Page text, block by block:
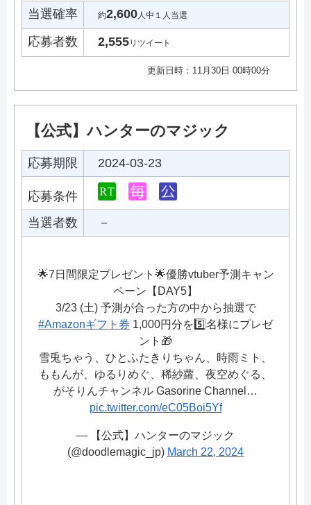
当選確率 約2,600人中１人当選
応募者数 2,555リツイート
更新日時：11月30日 00時00分
【公式】ハンターのマジック
応募期限 2024-03-23
応募条件
当選者数
－
🌟7日間限定プレゼント🌟優勝vtuber予測キャン
ペーン【DAY5】
3/23 (土) 予測が合った方の中から抽選で
#Amazonギフト券 1,000円分を5️⃣名様にプレゼ
ント🎁
雪兎ちゃう、ひとふたきりちゃん、時雨ミト、
ももんが、ゆるりめぐ、稀紗蘿、夜空めぐる、
がそりんチャンネル Gasorine Channel…
pic.twitter.com/eC05Boi5Yf
— 【公式】ハンターのマジック
(@doodlemagic_jp) March 22, 2024